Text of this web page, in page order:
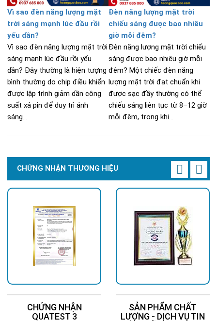
Vì sao đèn năng lượng mặt
trời sáng mạnh lúc đầu rồi
yếu dần?
Vì sao đèn năng lượng mặt trời
sáng mạnh lúc đầu rồi yếu
dần? Đây thường là hiện tượng
bình thường do chip điều khiển
được lập trình giảm dần công
suất xả pin để duy trì ánh
sáng...
Đèn năng lượng mặt trời
chiếu sáng được bao nhiêu
giờ mỗi đêm?
Đèn năng lượng mặt trời chiếu
sáng được bao nhiêu giờ mỗi
đêm? Một chiếc đèn năng
lượng mặt trời đạt chuẩn khi
được sạc đầy thường có thể
chiếu sáng liên tục từ 8–12 giờ
mỗi đêm, trong khi...
CHỨNG NHẬN THƯƠNG HIỆU
CHỨNG NHẬN
QUATEST 3
SẢN PHẨM CHẤT
LƯỢNG - DỊCH VỤ TIN